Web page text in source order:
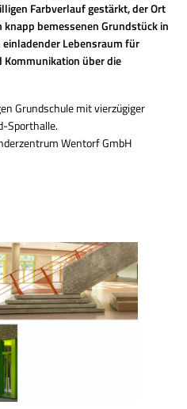
Farbverlauf gestärkt, der Ort
bemessenen Grundstück in
Lebensraum für
Kommunikation über die
Grundschule mit vierzügiger
Sporthalle.
Wentorf GmbH